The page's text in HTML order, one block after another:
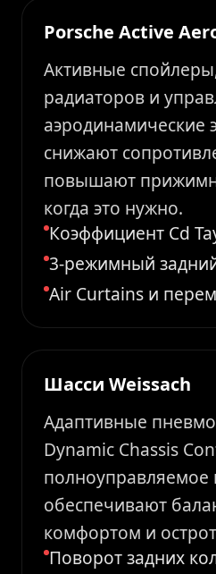
Porsche Active
Активные
радиаторов и
аэродинамические
снижают
повышают
когда это нужно.
Коэффициент Cd
3-режимный
Air Curtains и
Шасси Weissach
Адаптивные
Dynamic Chassis
полноуправляемое
обеспечивают
комфортом и
Поворот задних